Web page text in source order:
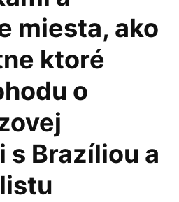
miesta, ako
ktoré
o
s Brazíliou a